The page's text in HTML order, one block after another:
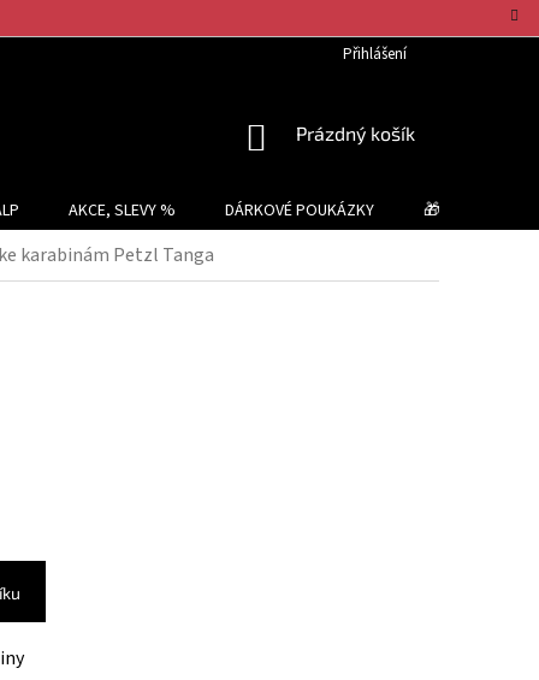
Přihlášení
NÁKUPNÍ
Prázdný košík
AKCE, SLEVY % DÁRKOVÉ POUKÁZKY 🎁 TIPY NA
karabinám Petzl Tanga